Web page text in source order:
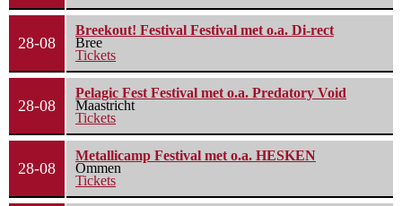
28-08
Breekout! Festival Festival met o.a. Di-rect
Bree
Tickets
28-08
Pelagic Fest Festival met o.a. Predatory Void
Maastricht
Tickets
28-08
Metallicamp Festival met o.a. HESKEN
Ommen
Tickets